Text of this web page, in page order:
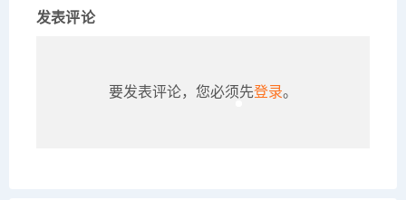
发表评论
要发表评论，您必须先登录。